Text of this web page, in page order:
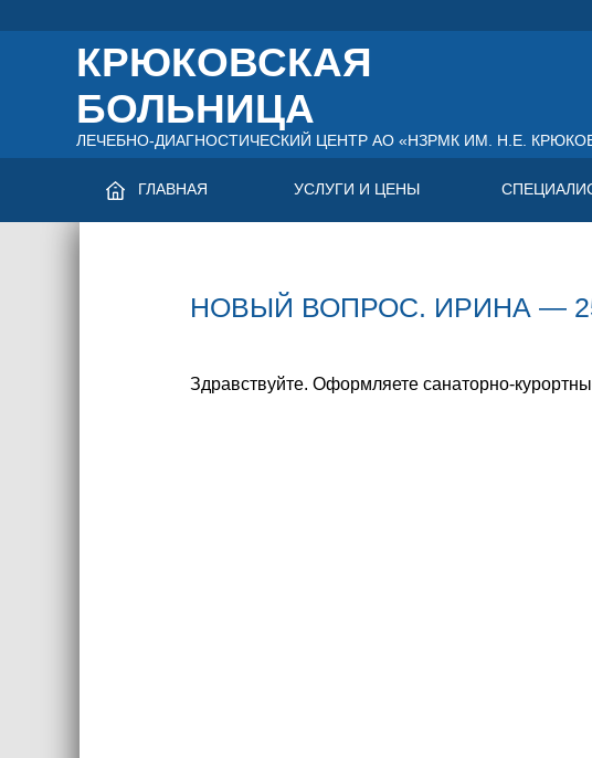
КРЮКОВСКАЯ
БОЛЬНИЦА
ЛЕЧЕБНО-ДИАГНОСТИЧЕСКИЙ ЦЕНТР АО «НЗРМК ИМ. Н.Е.
ГЛАВНАЯ УСЛУГИ И ЦЕНЫ
НОВЫЙ ВОПРОС. ИРИНА —
Здравствуйте. Оформляете санаторно-